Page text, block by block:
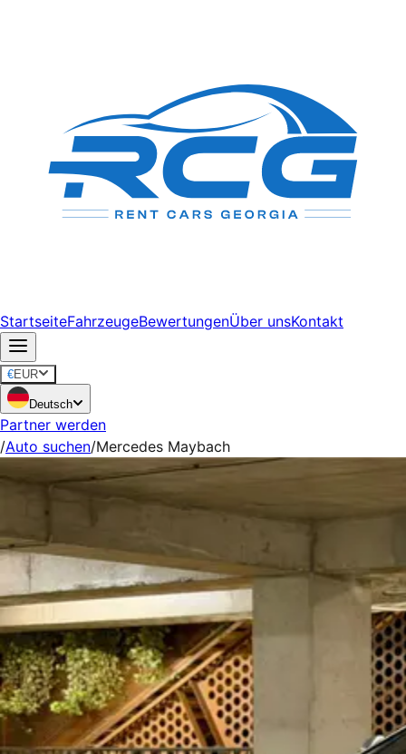
StartseiteFahrzeugeBewertungenÜber unsKontakt
€EUR
Deutsch
Partner werden
/Auto suchen/Mercedes Maybach